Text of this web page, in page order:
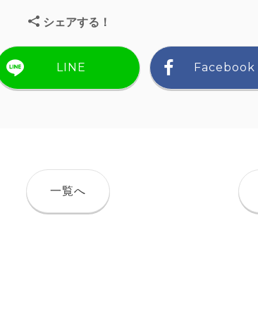
シェアする！
LINE Facebook
一覧へ